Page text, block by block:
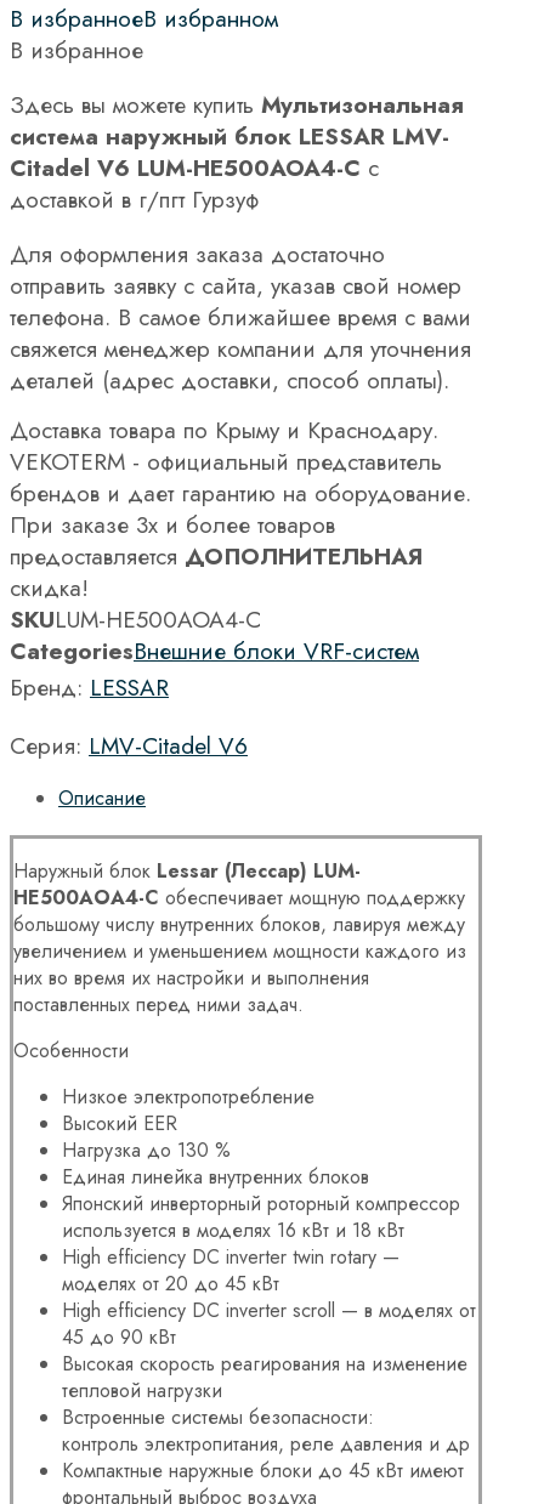
В избранноеВ избранном
В избранное
Здесь вы можете купить Мультизональная
система наружный блок LESSAR LMV-
Citadel V6 LUM-HE500AOA4-C с
доставкой в г/пгт Гурзуф
Для оформления заказа достаточно
отправить заявку с сайта, указав свой номер
телефона. В самое ближайшее время с вами
свяжется менеджер компании для уточнения
деталей (адрес доставки, способ оплаты).
Доставка товара по Крыму и Краснодару.
VEKOTERM - официальный представитель
брендов и дает гарантию на оборудование.
При заказе 3х и более товаров
предоставляется ДОПОЛНИТЕЛЬНАЯ
скидка!
SKULUM-HE500AOA4-C
CategoriesВнешние блоки VRF-систем
Бренд: LESSAR
Серия: LMV-Citadel V6
Описание
Наружный блок Lessar (Лессар) LUM-
HE500AOA4-C обеспечивает мощную поддержку
большому числу внутренних блоков, лавируя между
увеличением и уменьшением мощности каждого из
них во время их настройки и выполнения
поставленных перед ними задач.
Особенности
Низкое электропотребление
Высокий EER
Нагрузка до 130 %
Единая линейка внутренних блоков
Японский инверторный роторный компрессор
используется в моделях 16 кВт и 18 кВт
High efficiency DC inverter twin rotary —
моделях от 20 до 45 кВт
High efficiency DC inverter scroll — в моделях от
45 до 90 кВт
Высокая скорость реагирования на изменение
тепловой нагрузки
Встроенные системы безопасности:
контроль электропитания, реле давления и др
Компактные наружные блоки до 45 кВт имеют
фронтальный выброс воздуха